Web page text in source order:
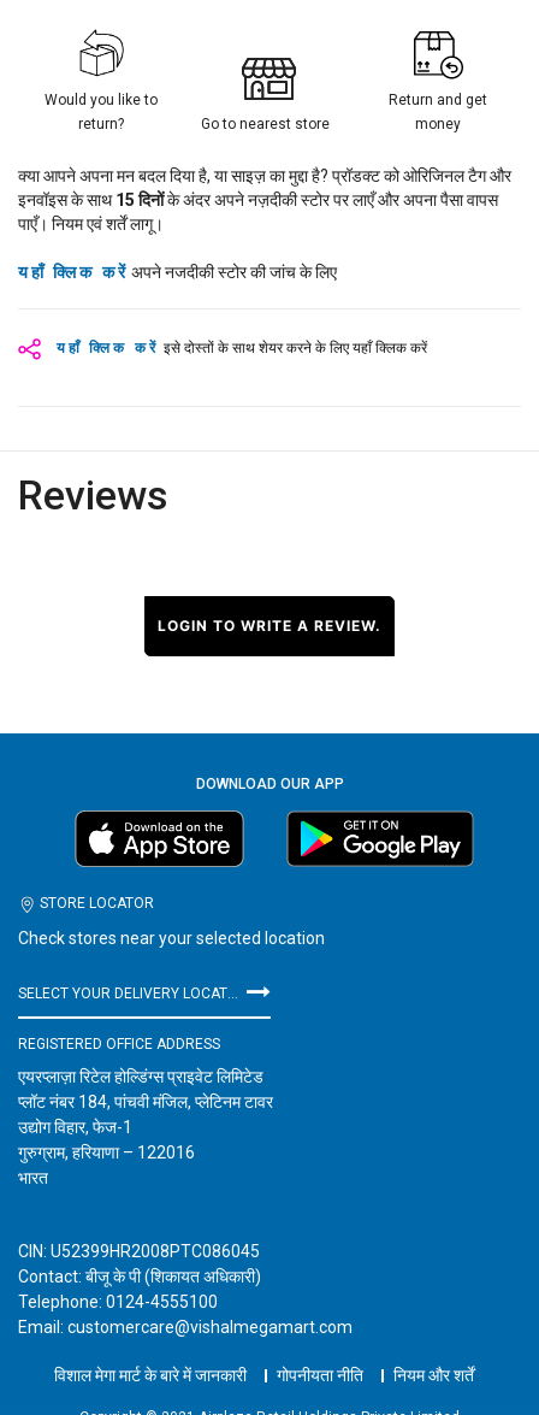
यहाँ क्लिक करें इसे दोस्तों के साथ शेयर करने के लिए यहाँ क्लिक करें
Would you like to
return?
Go to nearest store
Return and get
money
क्या आपने अपना मन बदल दिया है, या साइज़ का मुद्दा है? प्रॉडक्ट को ओरिजिनल टैग और
इनवॉइस के साथ15 दिनोंके अंदर अपने नज़दीकी स्टोर पर लाएँ और अपना पैसा वापस
पाएँ। नियम एवं शर्तें लागू।
यहाँ क्लिक करें अपने नजदीकी स्टोर की जांच के लिए
Reviews
LOGIN TO WRITE A REVIEW.
DOWNLOAD OUR APP
STORE LOCATOR
Check stores near your selected location
REGISTERED OFFICE ADDRESS
एयरप्लाज़ा रिटेल होल्डिंग्स प्राइवेट लिमिटेड
प्लॉट नंबर 184, पांचवी मंजिल, प्लेटिनम टावर
उद्योग विहार, फेज-1
गुरुग्राम, हरियाणा – 122016
भारत
CIN: U52399HR2008PTC086045
Contact: बीजू के पी (शिकायत अधिकारी)
Telephone: 0124-4555100
Email: customercare@vishalmegamart.com
विशाल मेगा मार्ट के बारे में जानकारी गोपनीयता नीति नियम और शर्तें